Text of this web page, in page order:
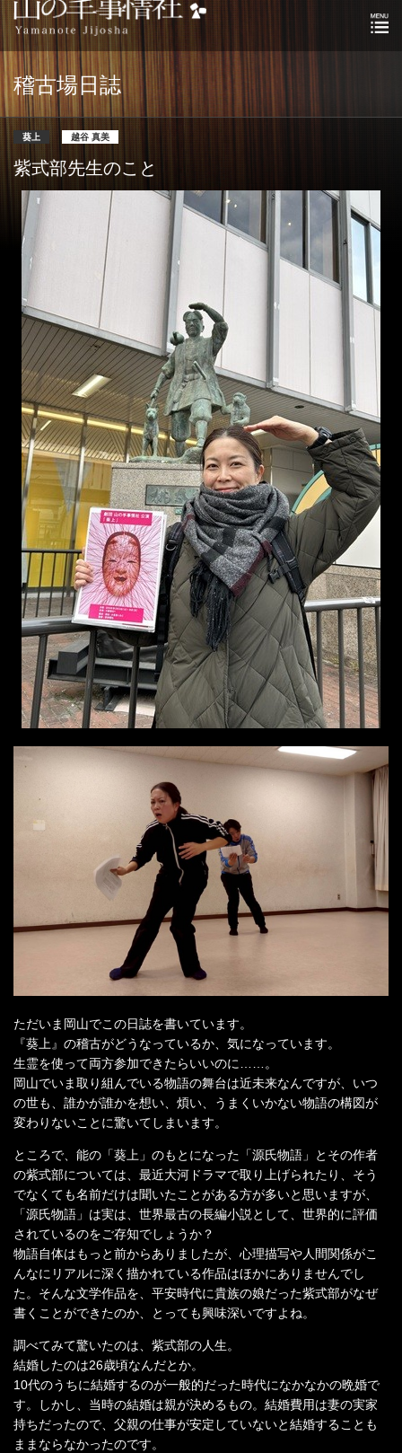
稽古場日誌
葵上 越谷 真美
紫式部先生のこと
ただいま岡山でこの日誌を書いています。
『葵上』の稽古がどうなっているか、気になっています。
生霊を使って両方参加できたらいいのに……。
岡山でいま取り組んでいる物語の舞台は近未来なんですが、いつ
の世も、誰かが誰かを想い、煩い、うまくいかない物語の構図が
変わりないことに驚いてしまいます。
ところで、能の「葵上」のもとになった「源氏物語」とその作者
の紫式部については、最近大河ドラマで取り上げられたり、そう
でなくても名前だけは聞いたことがある方が多いと思いますが、
「源氏物語」は実は、世界最古の長編小説として、世界的に評価
されているのをご存知でしょうか？
物語自体はもっと前からありましたが、心理描写や人間関係がこ
んなにリアルに深く描かれている作品はほかにありませんでし
た。そんな文学作品を、平安時代に貴族の娘だった紫式部がなぜ
書くことができたのか、とっても興味深いですよね。
調べてみて驚いたのは、紫式部の人生。
結婚したのは26歳頃なんだとか。
10代のうちに結婚するのが一般的だった時代になかなかの晩婚で
す。しかし、当時の結婚は親が決めるもの。結婚費用は妻の実家
持ちだったので、父親の仕事が安定していないと結婚することも
ままならなかったのです。